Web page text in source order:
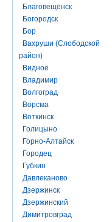
Благовещенск
Богородск
Бор
Вахруши (Слободской
район)
Видное
Владимир
Волгоград
Ворсма
Воткинск
Голицыно
Горно-Алтайск
Городец
Губкин
Давлеканово
Дзержинск
Дзержинский
Димитровград